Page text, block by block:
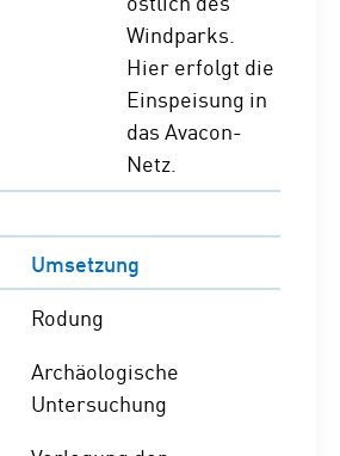
Windparks.
Hier erfolgt die
Einspeisung in
das Avacon-
Netz.
Umsetzung
Rodung
Archäologische
Untersuchung